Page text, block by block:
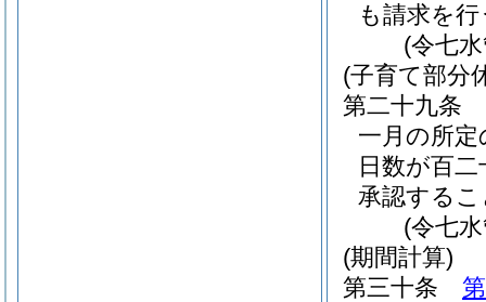
も請求を
(令七
(子育て部分
第二十九条
一月の所
日数が百
承認する
(令七
(期間計算)
第三十条